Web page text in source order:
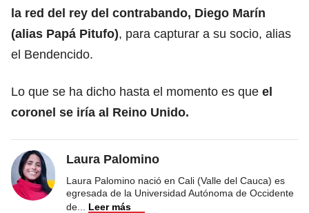
la red del rey del contrabando, Diego Marín
(alias Papá Pitufo), para capturar a su socio, alias
el Bendencido.
Lo que se ha dicho hasta el momento es que el
coronel se iría al Reino Unido.
Laura Palomino
Laura Palomino nació en Cali (Valle del Cauca) es
egresada de la Universidad Autónoma de Occidente
de
Leer más